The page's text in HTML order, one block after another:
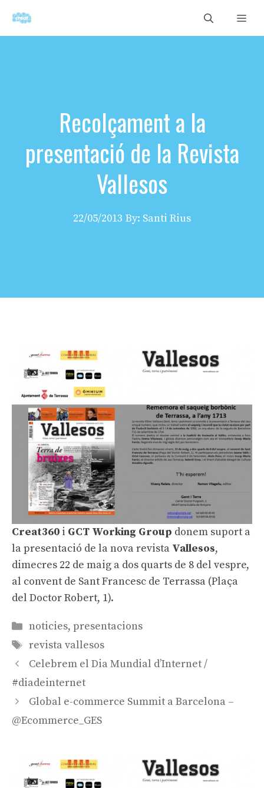
contingut
Recolçament a la
presentació de la Revista
Vallesos
22/05/2013 By: Santi Rius
Creat360 i GCT Working Group donem suport a
la presentació de la nova revista Vallesos,
dimecres 22 de maig a dos quarts de 8 del vespre,
al convent de Sant Francesc de Terrassa (Plaça
del Doctor Robert, 1).
Categories
noticies, presentacions
Etiquetes
revista vallesos
Navegació
per
Celebrem el Dia Mundial d’Internet /
#diadeinternet
Global e-commerce Summit a Barcelona –
@Ecommerce_GES